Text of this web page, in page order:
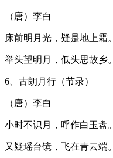
（唐）李白
床前明月光，疑是地上霜。
举头望明月，低头思故乡。
6、古朗月行（节录）
（唐）李白
小时不识月，呼作白玉盘。
又疑瑶台镜，飞在青云端。